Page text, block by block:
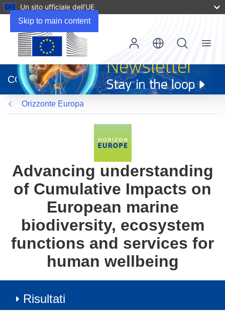
Skip to main content
Un sito ufficiale dell’UE
apre
in
una
nuova
finestra)
CORDIS
Menu
Orizzonte Europa
Advancing understanding
of Cumulative Impacts on
European marine
biodiversity, ecosystem
functions and services for
human wellbeing
Risultati